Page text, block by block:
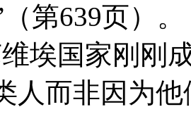
第639页）。
埃国家刚刚
人而非因为